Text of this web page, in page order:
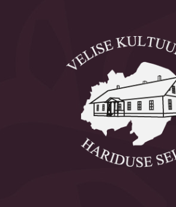
Avaleht
Aleksei Parnabas
Sillaotsa Talumuuseum